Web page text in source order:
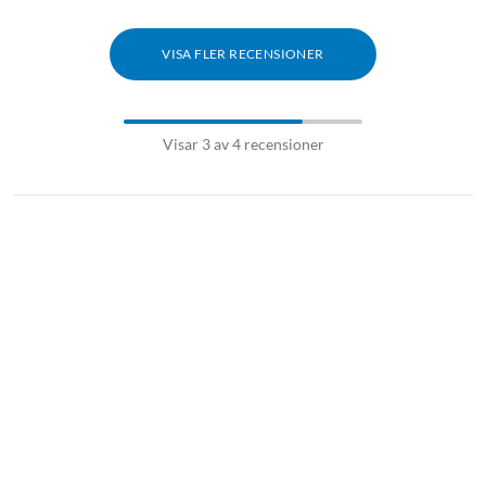
VISA FLER RECENSIONER
Visar 3 av 4 recensioner